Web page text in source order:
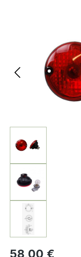
58,00 €